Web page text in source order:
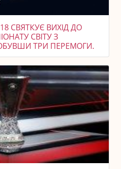
СВЯТКУЄ ВИХІД ДО
СВІТУ З
ТРИ ПЕРЕМОГИ.